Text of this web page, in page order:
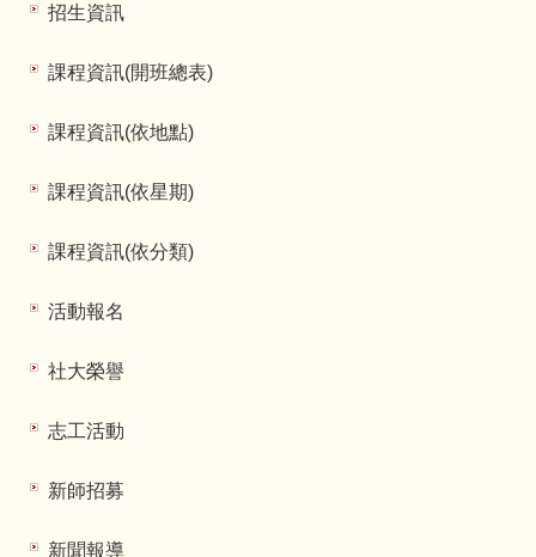
招生資訊
課程資訊(開班總表)
課程資訊(依地點)
課程資訊(依星期)
課程資訊(依分類)
活動報名
社大榮譽
志工活動
新師招募
新聞報導